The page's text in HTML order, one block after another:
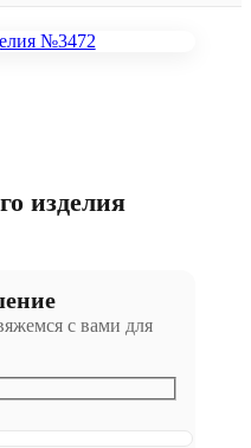
изделия
с вами для